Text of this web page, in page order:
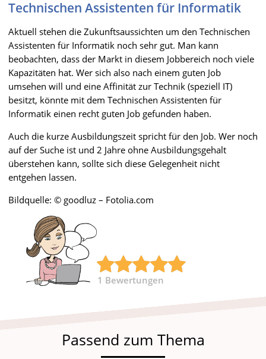
Technischen Assistenten für Informatik
Aktuell stehen die Zukunftsaussichten um den Technischen
Assistenten für Informatik noch sehr gut. Man kann
beobachten, dass der Markt in diesem Jobbereich noch viele
Kapazitäten hat. Wer sich also nach einem guten Job
umsehen will und eine Affinität zur Technik (speziell IT)
besitzt, könnte mit dem Technischen Assistenten für
Informatik einen recht guten Job gefunden haben.
Auch die kurze Ausbildungszeit spricht für den Job. Wer noch
auf der Suche ist und 2 Jahre ohne Ausbildungsgehalt
überstehen kann, sollte sich diese Gelegenheit nicht
entgehen lassen.
Bildquelle: © goodluz – Fotolia.com
1 Bewertungen
Passend zum Thema